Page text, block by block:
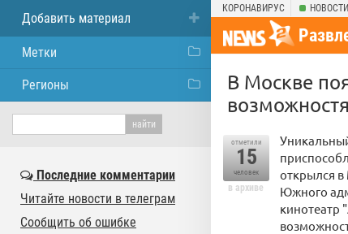
КОРОНАВИРУС НОВОСТИ
В Москве
отметили
15
человек
в архиве
открылся
Южного
кинотеатр
Добавить материал
Метки
Регионы
Последние комментарии
Читайте новости в телеграм
Сообщить об ошибке